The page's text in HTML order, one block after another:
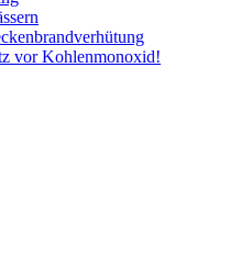
vor Kohlenmonoxid!